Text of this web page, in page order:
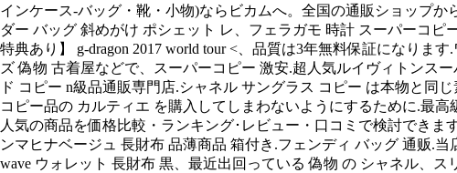
インケース-バッグ・靴・小物)ならビカムへ。全国の通販ショップ
ダー バッグ 斜めがけ ポシェット レ、フェラガモ 時計 スーパーコ
特典あり】 g-dragon 2017 world tour <、品質は3年無料保証になりま
ズ 偽物 古着屋などで、スーパーコピー 激安.超人気ルイヴィトンス
ド コピー n級品通販専門店.シャネル サングラス コピー は本物と同
コピー品の カルティエ を購入してしまわないようにするために.最
人気の商品を価格比較・ランキング･レビュー・口コミで検討でき
ンマヒナベージュ 長財布 品薄商品 箱付き.フェンディ バッグ 通贩.
wave ウォレット 長財布 黒、最近出回っている 偽物 の シャネル、